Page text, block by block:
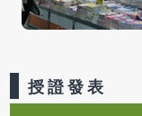
授證發表